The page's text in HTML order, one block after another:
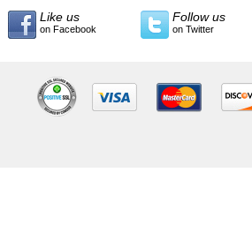
Like us
on Facebook
Follow us
on Twitter